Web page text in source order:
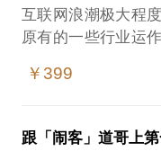
工种的工作，采编
略、品牌、创业、
理论总结，一直站
体人转型有了更加
互联网浪潮极大程
原有的一些行业运
时也给我们带来了
例，愿意与你聊一聊
我有13年媒体经验
￥399
跟「闹客」道哥上